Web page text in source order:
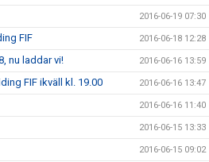
2016-06-19 07:30
FIF 2016-06-18 12:28
nu laddar vi! 2016-06-16 13:59
FIF ikväll kl. 19.00 2016-06-16 13:47
2016-06-16 11:40
2016-06-15 13:33
2016-06-15 09:02